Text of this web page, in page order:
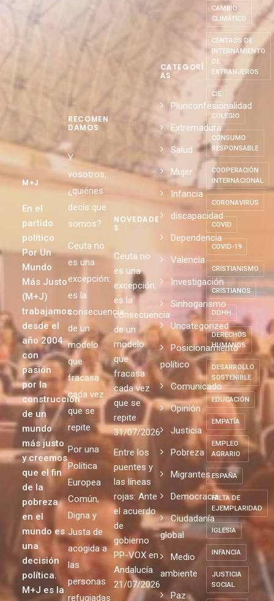
M+J
En el
partido
político
Por Un
Mundo
Más Justo
(M+J)
trabajamos
desde el
año 2004
con
pasión
por la
construcción
de un
mundo
más justo
y creemos
que el fin
de la
pobreza
en el
mundo es
una
RECOMEN
DAMOS
Y
vosotros,
decís que
somos?
Ceuta no
es la
consecuencia
de un
que
fracasa
cada vez
que se
repite
Por una
Política
Europea
Común,
Digna y
Justa de
acogida a
NOVEDADE
S
Ceuta no
es una
excepción:
es la
consecuencia
de un
modelo
que
fracasa
cada vez
repite
31/07/2026
Entre los
puentes y
las líneas
rojas: Ante
el acuerdo
de
gobierno
PP-VOX en
CATEGORÍ
Pluriconfesionalidad
Extremadura
Salud
Mujer
Infancia
discapacidad
Dependencia
Valencia
Investigación
Sinhogarismo
Uncategorized
Posicionamiento
político
Comunicado
Opinión
Justicia
Pobreza
Migrantes
Democracia
Ciudadanía
global
Medio
SOSTENIBLE
AMOR
CAMBIO
CLIMÁTICO
CENTROS DE
INTERNAMIENTO
DE
EXTRANJEROS
CIE
COLEGIO
CONSUMO
RESPONSABLE
COOPERACIÓN
INTERNACIONAL
CORONAVIRUS
COVID
COVID-19
CRISTIANISMO
CRISTIANOS
DDHH
DERECHOS
HUMANOS
DESARROLLO
SOSTENIBLE
EDUCACIÓN
EMPATÍA
EMPLEO
AGRARIO
ESPAÑA
FALTA DE
EJEMPLARIDAD
IGLESIA
INFANCIA